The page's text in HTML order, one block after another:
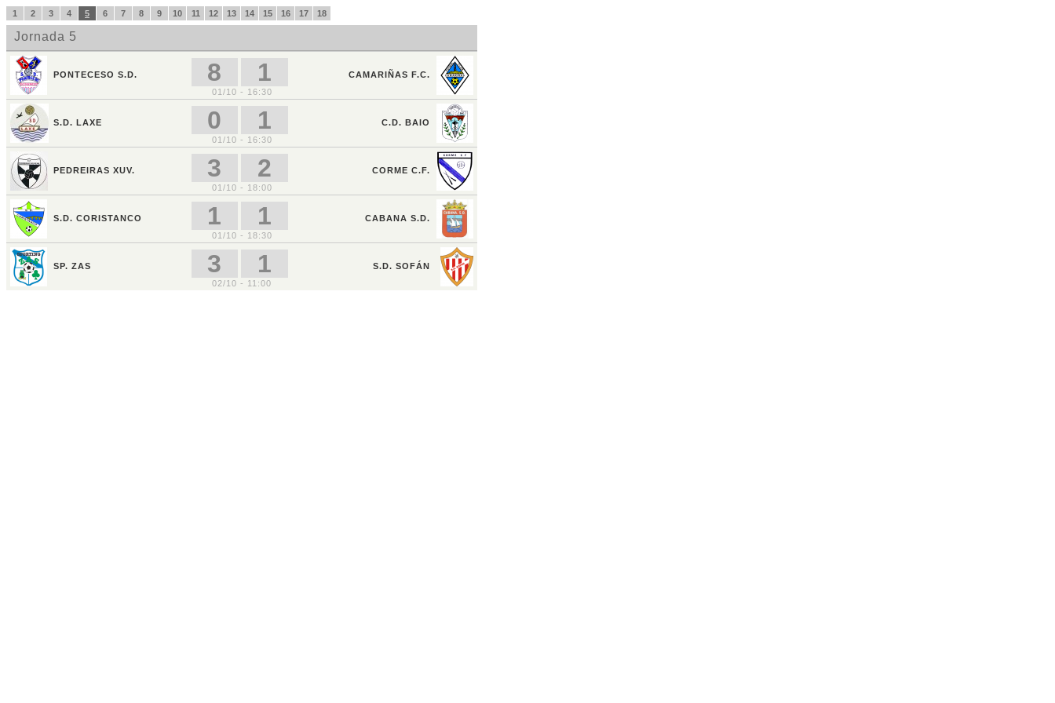
1 2 3 4 5 6 7 8 9 10 11 12 13 14 15 16 17 18
Jornada 5
PONTECESO S.D. 8 1
CAMARIÑAS F.C.
01/10 - 16:30
S.D. LAXE 0 1
C.D. BAIO
01/10 - 16:30
PEDREIRAS XUV. 3 2
CORME C.F.
01/10 - 18:00
S.D. CORISTANCO 1 1
CABANA S.D.
01/10 - 18:30
SP. ZAS 3 1
S.D. SOFÁN
02/10 - 11:00